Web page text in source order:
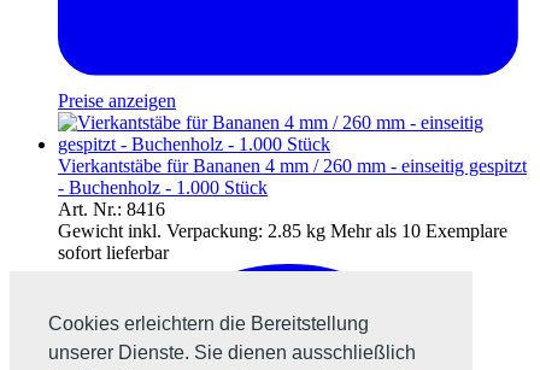
Cookies erleichtern die Bereitstellung
unserer Dienste. Sie dienen ausschließlich
Preise anzeigen
Vierkantstäbe für Bananen 4 mm / 260 mm - einseitig gespitzt
- Buchenholz - 1.000 Stück
Art. Nr.: 8416
Gewicht inkl. Verpackung: 2.85 kg Mehr als 10 Exemplare
sofort lieferbar